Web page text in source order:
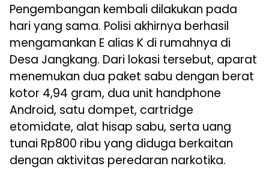
Pengembangan kembali dilakukan pada
hari yang sama. Polisi akhirnya berhasil
mengamankan E alias K di rumahnya di
Desa Jangkang. Dari lokasi tersebut, aparat
menemukan dua paket sabu dengan berat
kotor 4,94 gram, dua unit handphone
Android, satu dompet, cartridge
etomidate, alat hisap sabu, serta uang
tunai Rp800 ribu yang diduga berkaitan
dengan aktivitas peredaran narkotika.